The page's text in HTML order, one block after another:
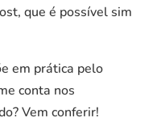
que é possível sim
em prática pelo
conta nos
Vem conferir!